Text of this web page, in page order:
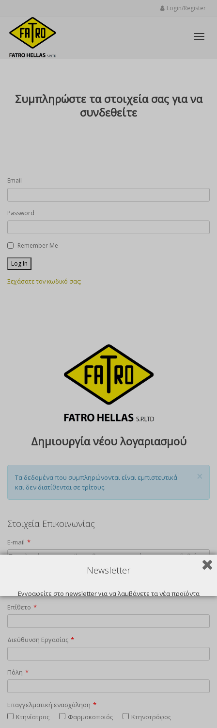
Login/Register
Συμπληρώστε τα στοιχεία σας για να
συνδεθείτε
Email
Password
Remember Me
Ξεχάσατε τον κωδικό σας;
Δημιουργία νέου λογαριασμού
×
Τα δεδομένα που συμπληρώνονται είναι εμπιστευτικά
και δεν διατίθενται σε τρίτους.
Στοιχεία Επικοινωνίας
E-mail *
Επίθετο *
Διεύθυνση Εργασίας *
Πόλη *
Επαγγελματική ενασχόληση *
Κτηνίατρος
Φαρμακοποιός
Κτηνοτρόφος
Newsletter
Εγγραφείτε στο newsletter για να λαμβάνετε τα νέα προϊόντα